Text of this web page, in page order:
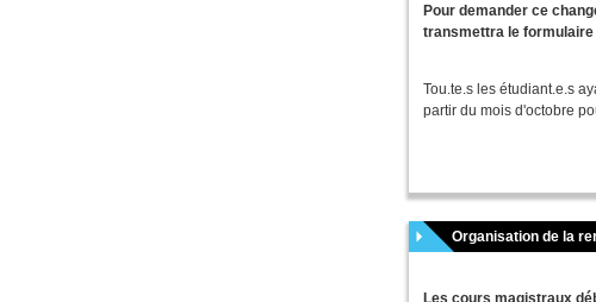
Pour demander ce
transmettra le
Tou.te.s les étudiant.e.s
partir du mois d'octobre
Organisation de la